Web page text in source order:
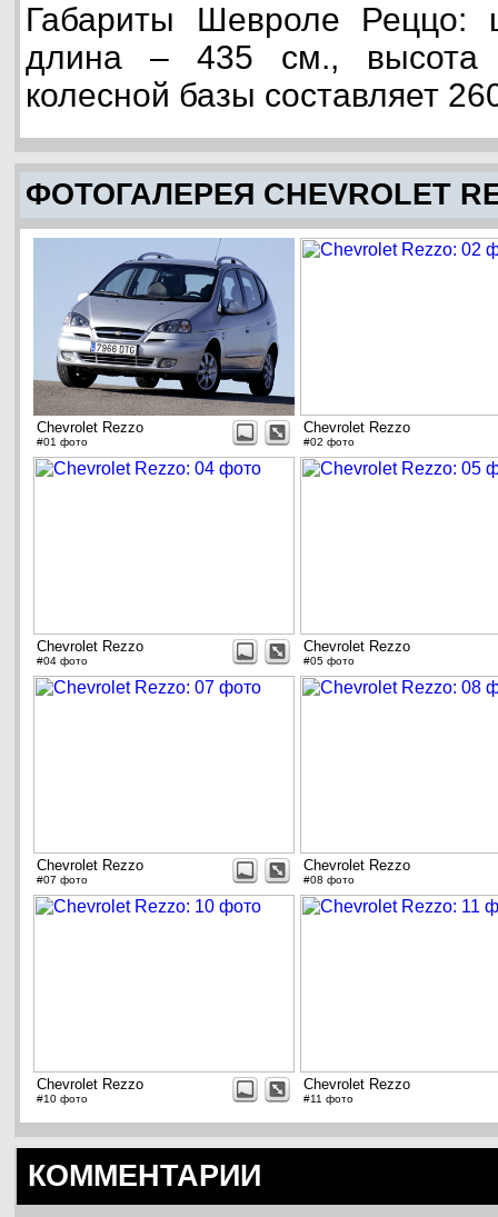
Габариты Шевроле
длина – 435 см.,
колесной базы составляет
ФОТОГАЛЕРЕЯ CHEVROLET
Chevrolet Rezzo
#01 фото
Chevrolet Rezzo
#02 фото
Chevrolet Rezzo
#04 фото
Chevrolet Rezzo
#05 фото
Chevrolet Rezzo
#07 фото
Chevrolet Rezzo
#08 фото
Chevrolet Rezzo
#10 фото
Chevrolet Rezzo
#11 фото
КОММЕНТАРИИ